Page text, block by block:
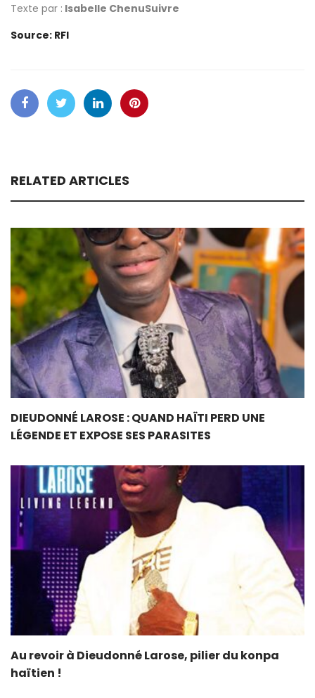
Texte par : Isabelle ChenuSuivre
Source: RFI
RELATED ARTICLES
DIEUDONNÉ LAROSE : QUAND HAÏTI PERD UNE
LÉGENDE ET EXPOSE SES PARASITES
Au revoir à Dieudonné Larose, pilier du konpa
haïtien !